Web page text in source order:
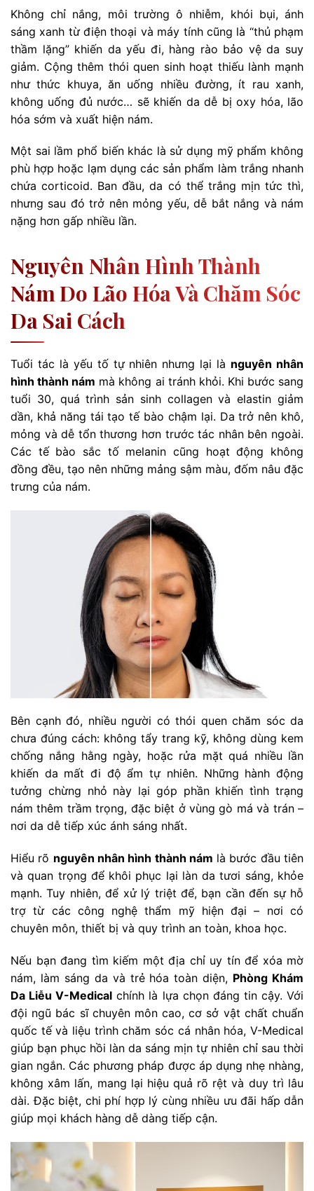
Không chỉ nắng, môi trường ô nhiễm, khói bụi, ánh
sáng xanh từ điện thoại và máy tính cũng là “thủ phạm
thầm lặng” khiến da yếu đi, hàng rào bảo vệ da suy
giảm. Cộng thêm thói quen sinh hoạt thiếu lành mạnh
như thức khuya, ăn uống nhiều đường, ít rau xanh,
không uống đủ nước… sẽ khiến da dễ bị oxy hóa, lão
hóa sớm và xuất hiện nám.
Một sai lầm phổ biến khác là sử dụng mỹ phẩm không
phù hợp hoặc lạm dụng các sản phẩm làm trắng nhanh
chứa corticoid. Ban đầu, da có thể trắng mịn tức thì,
nhưng sau đó trở nên mỏng yếu, dễ bắt nắng và nám
nặng hơn gấp nhiều lần.
Nguyên Nhân Hình Thành
Nám Do Lão Hóa Và Chăm Sóc
Da Sai Cách
Tuổi tác là yếu tố tự nhiên nhưng lại là nguyên nhân
hình thành nám mà không ai tránh khỏi. Khi bước sang
tuổi 30, quá trình sản sinh collagen và elastin giảm
dần, khả năng tái tạo tế bào chậm lại. Da trở nên khô,
mỏng và dễ tổn thương hơn trước tác nhân bên ngoài.
Các tế bào sắc tố melanin cũng hoạt động không
đồng đều, tạo nên những mảng sậm màu, đốm nâu đặc
trưng của nám.
Bên cạnh đó, nhiều người có thói quen chăm sóc da
chưa đúng cách: không tẩy trang kỹ, không dùng kem
chống nắng hằng ngày, hoặc rửa mặt quá nhiều lần
khiến da mất đi độ ẩm tự nhiên. Những hành động
tưởng chừng nhỏ này lại góp phần khiến tình trạng
nám thêm trầm trọng, đặc biệt ở vùng gò má và trán –
nơi da dễ tiếp xúc ánh sáng nhất.
Hiểu rõ nguyên nhân hình thành nám là bước đầu tiên
và quan trọng để khôi phục lại làn da tươi sáng, khỏe
mạnh. Tuy nhiên, để xử lý triệt để, bạn cần đến sự hỗ
trợ từ các công nghệ thẩm mỹ hiện đại – nơi có
chuyên môn, thiết bị và quy trình an toàn, khoa học.
Nếu bạn đang tìm kiếm một địa chỉ uy tín để xóa mờ
nám, làm sáng da và trẻ hóa toàn diện, Phòng Khám
Da Liễu V-Medical chính là lựa chọn đáng tin cậy. Với
đội ngũ bác sĩ chuyên môn cao, cơ sở vật chất chuẩn
quốc tế và liệu trình chăm sóc cá nhân hóa, V-Medical
giúp bạn phục hồi làn da sáng mịn tự nhiên chỉ sau thời
gian ngắn. Các phương pháp được áp dụng nhẹ nhàng,
không xâm lấn, mang lại hiệu quả rõ rệt và duy trì lâu
dài. Đặc biệt, chi phí hợp lý cùng nhiều ưu đãi hấp dẫn
giúp mọi khách hàng dễ dàng tiếp cận.